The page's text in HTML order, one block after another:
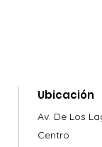
Ubicación
Av. De Los
Centro